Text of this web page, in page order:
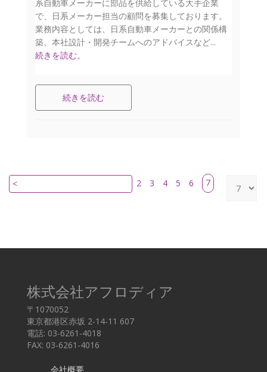
系自動車メーカーに部品を供給している大手企業
で、日系メーカー担当の顧問を募集しております。
業務内容としては、日系自動車メーカーとの関係構
築、本社設計・開発チームへのアドバイスなど...
続きを読む。
続きを読む
< 2 3 4 5 6 7
株式会社アフロディア
〒1070052
東京都港区赤坂 2-14-11 607
電話: 03-6261-4018
FAX: 03-6261-4016
会社概要